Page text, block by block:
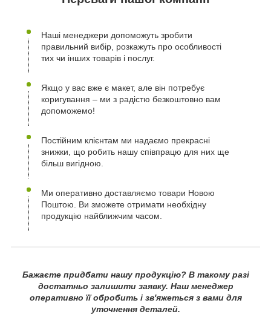
Наші менеджери допоможуть зробити
правильний вибір, розкажуть про особливості
тих чи інших товарів і послуг.
Якщо у вас вже є макет, але він потребує
коригування – ми з радістю безкоштовно вам
допоможемо!
Постійним клієнтам ми надаємо прекрасні
знижки, що робить нашу співпрацю для них ще
більш вигідною.
Ми оперативно доставляємо товари Новою
Поштою. Ви зможете отримати необхідну
продукцію найближчим часом.
Бажаєте придбати нашу продукцію? В такому разі
достатньо залишити заявку. Наш менеджер
оперативно її обробить і зв'яжеться з вами для
уточнення деталей.